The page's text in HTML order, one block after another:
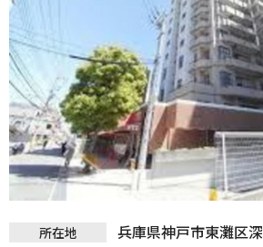
所在地 兵庫県神戸市東灘区